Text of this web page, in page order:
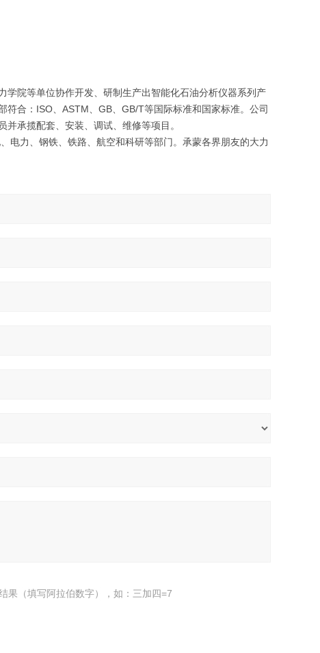
院等单位协作开发、研制生产出智能化石油分析仪器系列产
合：ISO、ASTM、GB、GB/T等国际标准和国家标准。公司
承揽配套、安装、调试、维修等项目。
电力、钢铁、铁路、航空和科研等部门。承蒙各界朋友的大力
果（填写阿拉伯数字），如：三加四=7